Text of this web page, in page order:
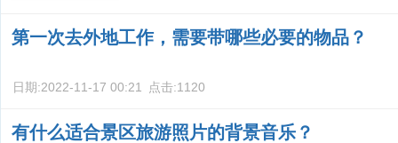
第一次去外地工作，需要带哪些必要的物品？
日期:2022-11-17 00:21 点击:1120
有什么适合景区旅游照片的背景音乐？